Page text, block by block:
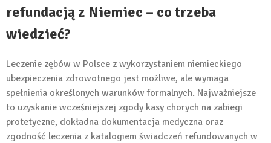
refundacją z Niemiec – co trzeba
wiedzieć?
Leczenie zębów w Polsce z wykorzystaniem niemieckiego
ubezpieczenia zdrowotnego jest możliwe, ale wymaga
spełnienia określonych warunków formalnych. Najważniejsze
to uzyskanie wcześniejszej zgody kasy chorych na zabiegi
protetyczne, dokładna dokumentacja medyczna oraz
zgodność leczenia z katalogiem świadczeń refundowanych w